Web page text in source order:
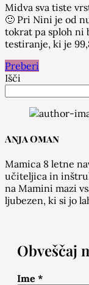
Midva sva tiste
🙂 Pri Nini je od
tokrat pa sploh ni
testiranje, ki je
Preberi
Išči
Anja Oman
Mamica 8 letne
učiteljica in
na Mamini mazi
ljubezen, ki si jo
Obveščaj
Ime *